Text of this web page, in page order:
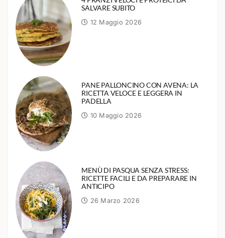
SALVARE SUBITO
12 Maggio 2026
PANE PALLONCINO CON AVENA: LA
RICETTA VELOCE E LEGGERA IN
PADELLA
10 Maggio 2026
MENÙ DI PASQUA SENZA STRESS:
RICETTE FACILI E DA PREPARARE IN
ANTICIPO
26 Marzo 2026